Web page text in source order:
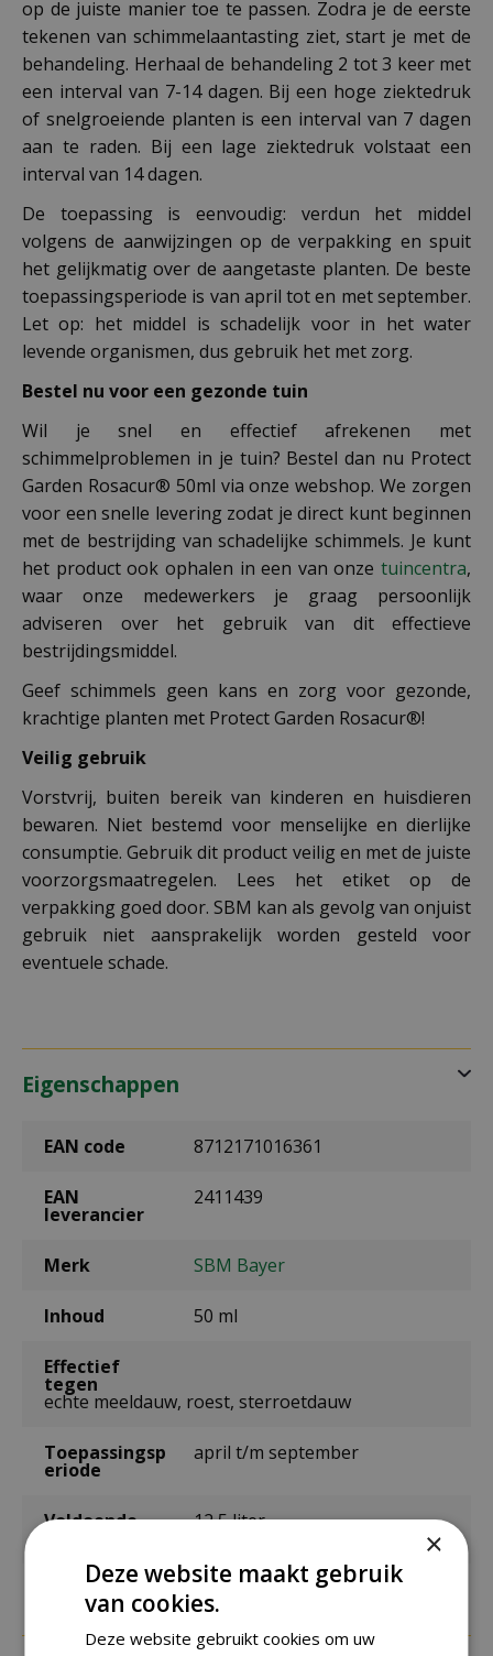
op de juiste manier toe te passen. Zodra je de eerste
tekenen van schimmelaantasting ziet, start je met de
behandeling. Herhaal de behandeling 2 tot 3 keer met
een interval van 7-14 dagen. Bij een hoge ziektedruk
of snelgroeiende planten is een interval van 7 dagen
aan te raden. Bij een lage ziektedruk volstaat een
interval van 14 dagen.
De toepassing is eenvoudig: verdun het middel
volgens de aanwijzingen op de verpakking en spuit
het gelijkmatig over de aangetaste planten. De beste
toepassingsperiode is van april tot en met september.
Let op: het middel is schadelijk voor in het water
levende organismen, dus gebruik het met zorg.
Bestel nu voor een gezonde tuin
Wil je snel en effectief afrekenen met
schimmelproblemen in je tuin? Bestel dan nu Protect
Garden Rosacur® 50ml via onze webshop. We zorgen
voor een snelle levering zodat je direct kunt beginnen
met de bestrijding van schadelijke schimmels. Je kunt
het product ook ophalen in een van onze tuincentra,
waar onze medewerkers je graag persoonlijk
adviseren over het gebruik van dit effectieve
bestrijdingsmiddel.
Geef schimmels geen kans en zorg voor gezonde,
krachtige planten met Protect Garden Rosacur®!
Veilig gebruik
Vorstvrij, buiten bereik van kinderen en huisdieren
bewaren. Niet bestemd voor menselijke en dierlijke
consumptie. Gebruik dit product veilig en met de juiste
voorzorgsmaatregelen. Lees het etiket op de
verpakking goed door. SBM kan als gevolg van onjuist
gebruik niet aansprakelijk worden gesteld voor
eventuele schade.
Eigenschappen
EAN code 8712171016361
EAN
leverancier
2411439
Merk SBM Bayer
Inhoud 50 ml
Effectief
tegen
echte meeldauw, roest, sterroetdauw
Toepassingsp
eriode
april t/m september
Voldoende 12,5 liter
×
Deze website maakt gebruik
van cookies.
Deze website gebruikt cookies om uw